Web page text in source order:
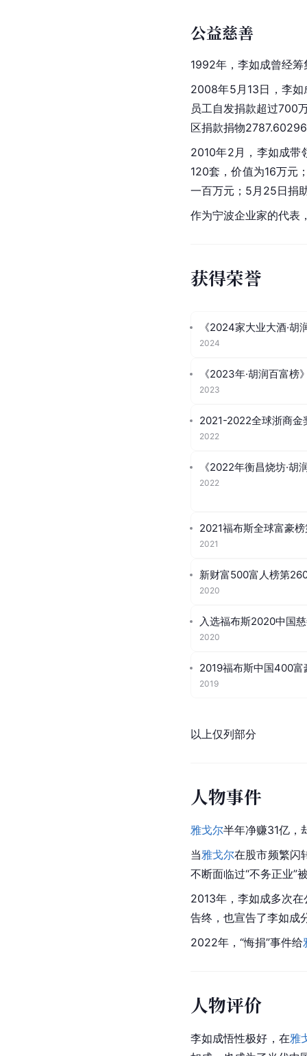
公益慈善
1992年，李如成曾经
2008年5月13日，李
员工自发捐款超过700
区捐款捐物
2010年2月，李如成带
120套，价值为16万元
一百万元；5月25日捐
作为宁波企业家的代表
获得荣誉
《2024家大业大酒·
2024
《2023年·胡润百富榜
2023
2021-2022全球浙商金
2022
《2022年衡昌烧坊·
2022
2021福布斯全球富豪
2021
新财富500富人榜第
2020
入选福布斯2020中国
2020
2019福布斯中国400
2019
以上仅列部分
人物事件
雅戈尔半年净赚31亿，
当雅戈尔在股市频繁闪
不断面临过“不务正业”
2013年，李如成多次
告终，也宣告了李如成
2022年，“悔捐”事件给
人物评价
李如成悟性极好，在雅